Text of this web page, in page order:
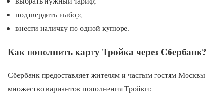
подтвердить выбор;
внести наличку по одной купюре.
Как пополнить карту Тройка через Сбербанк?
Сбербанк предоставляет жителям и частым гостям Москвы
множество вариантов пополнения Тройки: